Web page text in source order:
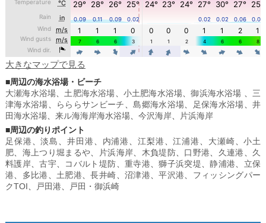
大きなマップで見る
■周辺の海水浴場・ビーチ
大瀬海水浴場
土肥海水浴場 小土肥海水浴場 、御浜海水浴場
三
津海水浴場
らららサンビーチ 、島郷海水浴場 足保海水浴場 、井
田海水浴場、 来ル海海岸海水浴場、 今沢海岸、
片浜海岸
■周辺の釣りポイント
足保港 、淡島 、井田港 内浦港 江梨港 、江浦港 大瀬崎 、小土
肥
海上つり堀まるや 片浜海岸 木負堤防、 口野港 久連港
久
料護岸 、古宇 コバルト堤防 重寺港 、獅子浜突堤 、静浦港
立保
港
多比港 土肥港 、長井崎 沼津港 、平沢港
フィッシングパー
クTOI
戸田港 戸田・御浜崎